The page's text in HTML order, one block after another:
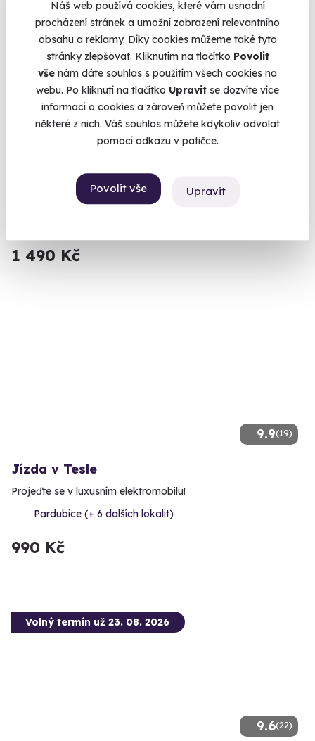
Náš web používá cookies, které vám usnadní
procházení stránek a umožní zobrazení relevantního
obsahu a reklamy. Díky cookies můžeme také tyto
stránky zlepšovat. Kliknutím na tlačítko Povolit
vše nám dáte souhlas s použitím všech cookies na
webu. Po kliknutí na tlačítko Upravit se dozvíte více
informací o cookies a zároveň můžete povolit jen
některé z nich. Váš souhlas můžete kdykoliv odvolat
pomocí odkazu v patičce.
Povolit vše Upravit
10.0
Volný termín už 08. 08. 2026
Šlápněte do pedálů Toyotě GR86 nebo Toyotě GR Yaris
Vysoké Mýto
1 490 Kč
9.9(19)
Jízda v Tesle
Projeďte se v luxusním elektromobilu!
Pardubice (+ 6 dalších lokalit)
990 Kč
9.6(22)
Volný termín už 23. 08. 2026